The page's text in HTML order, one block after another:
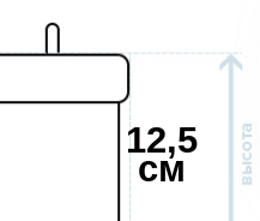
12,5
см